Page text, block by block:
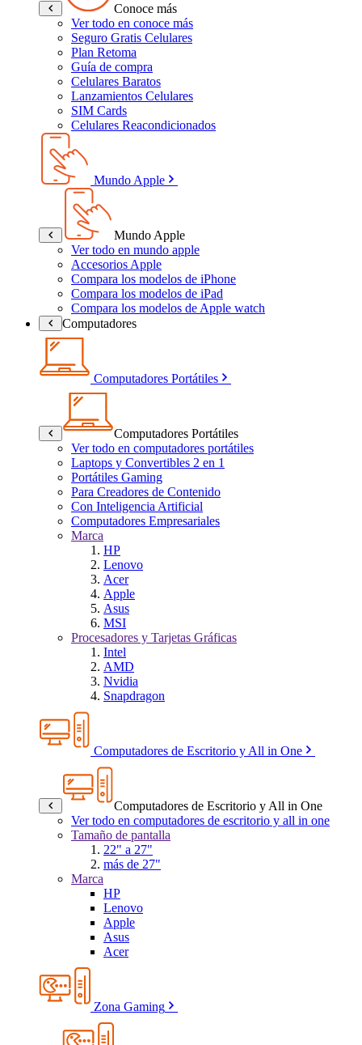
Conoce más
Ver todo en conoce más
Seguro Gratis Celulares
Plan Retoma
Guía de compra
Celulares Baratos
Lanzamientos Celulares
SIM Cards
Celulares Reacondicionados
Mundo Apple
Mundo Apple
Ver todo en mundo apple
Accesorios Apple
Compara los modelos de iPhone
Compara los modelos de iPad
Compara los modelos de Apple watch
Computadores
Computadores Portátiles
Computadores Portátiles
Ver todo en computadores portátiles
Laptops y Convertibles 2 en 1
Portátiles Gaming
Para Creadores de Contenido
Con Inteligencia Artificial
Computadores Empresariales
Marca
HP
Lenovo
Acer
Apple
Asus
MSI
Procesadores y Tarjetas Gráficas
Intel
AMD
Nvidia
Snapdragon
Computadores de Escritorio y All in One
Computadores de Escritorio y All in One
Ver todo en computadores de escritorio y all in one
Tamaño de pantalla
22" a 27"
más de 27"
Marca
HP
Lenovo
Apple
Asus
Acer
Zona Gaming